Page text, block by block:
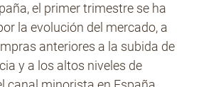
el primer trimestre se ha
la evolución del mercado, a
anteriores a la subida de
y a los altos niveles de